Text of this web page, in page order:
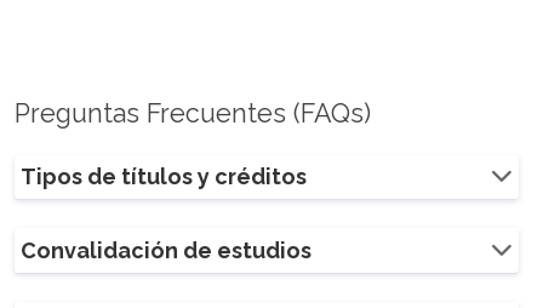
Preguntas Frecuentes (FAQs)
Tipos de títulos y créditos
Convalidación de estudios